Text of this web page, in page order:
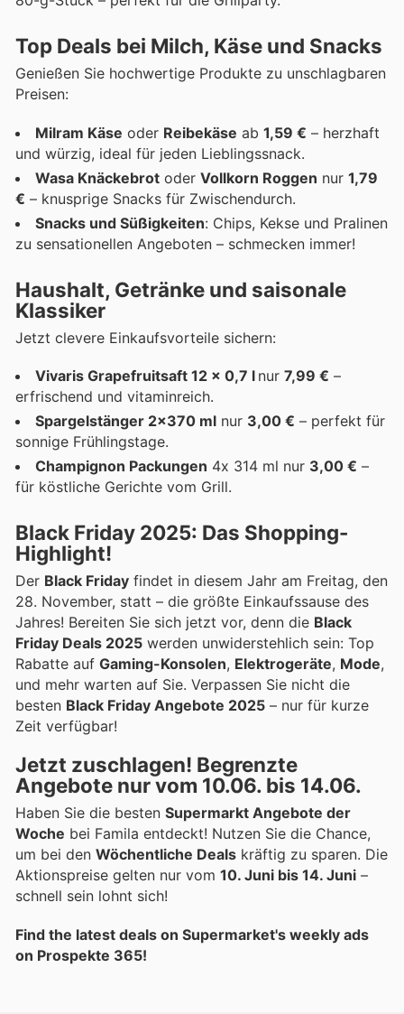
Top Deals bei Milch, Käse und Snacks
Genießen Sie hochwertige Produkte zu unschlagbaren
Preisen:
Milram Käse oder Reibekäse ab 1,59 € – herzhaft
und würzig, ideal für jeden Lieblingssnack.
Wasa Knäckebrot oder Vollkorn Roggen nur 1,79
€ – knusprige Snacks für Zwischendurch.
Snacks und Süßigkeiten: Chips, Kekse und Pralinen
zu sensationellen Angeboten – schmecken immer!
Haushalt, Getränke und saisonale
Klassiker
Jetzt clevere Einkaufsvorteile sichern:
Vivaris Grapefruitsaft 12 x 0,7 lnur 7,99 € –
erfrischend und vitaminreich.
Spargelstänger 2x370 ml nur 3,00 € – perfekt für
sonnige Frühlingstage.
Champignon Packungen 4x 314 ml nur 3,00 € –
für köstliche Gerichte vom Grill.
Black Friday 2025: Das Shopping-
Highlight!
Der Black Friday findet in diesem Jahr am Freitag, den
28. November, statt – die größte Einkaufssause des
Jahres! Bereiten Sie sich jetzt vor, denn die Black
Friday Deals 2025 werden unwiderstehlich sein: Top
Rabatte auf Gaming-Konsolen, Elektrogeräte, Mode,
und mehr warten auf Sie. Verpassen Sie nicht die
besten Black Friday Angebote 2025 – nur für kurze
Zeit verfügbar!
Jetzt zuschlagen! Begrenzte
Angebote nur vom 10.06. bis 14.06.
Haben Sie die besten Supermarkt Angebote der
Woche bei Famila entdeckt! Nutzen Sie die Chance,
um bei den Wöchentliche Deals kräftig zu sparen. Die
Aktionspreise gelten nur vom 10. Juni bis 14. Juni –
schnell sein lohnt sich!
Find the latest deals on Supermarket's weekly ads
on Prospekte 365!